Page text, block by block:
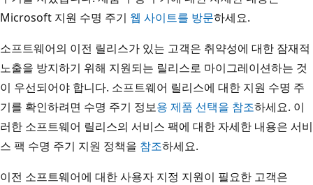
Microsoft 지원 수명 주기 웹 사이트를 방문하세요.
소프트웨어의 이전 릴리스가 있는 고객은 취약성에 대한 잠재적
노출을 방지하기 위해 지원되는 릴리스로 마이그레이션하는 것
이 우선되어야 합니다. 소프트웨어 릴리스에 대한 지원 수명 주
기를 확인하려면 수명 주기 정보용 제품 선택을 참조하세요. 이
러한 소프트웨어 릴리스의 서비스 팩에 대한 자세한 내용은 서비
스 팩 수명 주기 지원 정책을 참조하세요.
이전 소프트웨어에 대한 사용자 지정 지원이 필요한 고객은